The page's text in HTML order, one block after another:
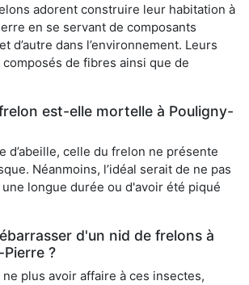
adorent construire leur habitation à
en se servant de composants
d’autre dans l’environnement. Leurs
de fibres ainsi que de
est-elle mortelle à Pouligny-
d’abeille, celle du frelon ne présente
Néanmoins, l’idéal serait de ne pas
longue durée ou d'avoir été piqué
d'un nid de frelons à
?
plus avoir affaire à ces insectes,